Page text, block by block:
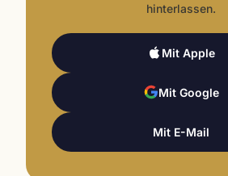
hinterlassen.
Mit Apple
Mit Google
Mit E-Mail